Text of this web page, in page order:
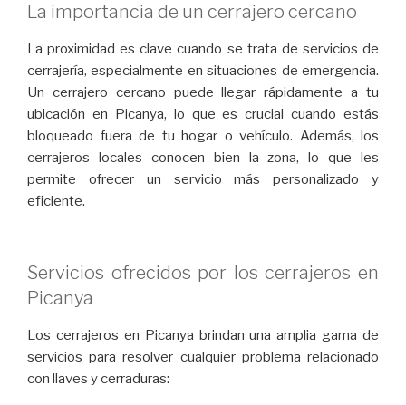
La importancia de un cerrajero cercano
La proximidad es clave cuando se trata de servicios de
cerrajería, especialmente en situaciones de emergencia.
Un cerrajero cercano puede llegar rápidamente a tu
ubicación en Picanya, lo que es crucial cuando estás
bloqueado fuera de tu hogar o vehículo. Además, los
cerrajeros locales conocen bien la zona, lo que les
permite ofrecer un servicio más personalizado y
eficiente.
Servicios ofrecidos por los cerrajeros en
Picanya
Los cerrajeros en Picanya brindan una amplia gama de
servicios para resolver cualquier problema relacionado
con llaves y cerraduras: